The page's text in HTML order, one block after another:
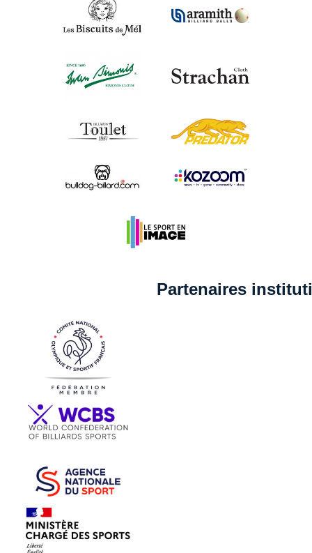
Partenaires